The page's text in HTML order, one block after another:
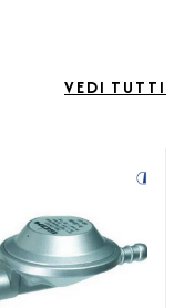
VEDI TUTTI